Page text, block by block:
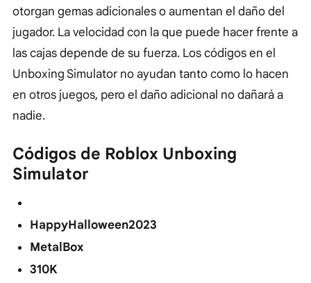
otorgan gemas adicionales o aumentan el daño del
jugador. La velocidad con la que puede hacer frente a
las cajas depende de su fuerza. Los códigos en el
Unboxing Simulator no ayudan tanto como lo hacen
en otros juegos, pero el daño adicional no dañará a
nadie.
Códigos de Roblox Unboxing
Simulator
HappyHalloween2023
MetalBox
310K